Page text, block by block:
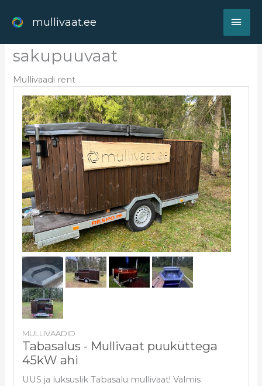
content
mullivaat.ee
sakupuuvaat
Mullivaadi rent
MULLIVAADID
Tabasalus - Mullivaat puuküttega
45kW ahi
UUS ja luksuslik Tabasalu mullivaat! Valmis